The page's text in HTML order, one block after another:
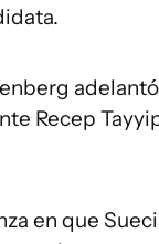
Recep
en que